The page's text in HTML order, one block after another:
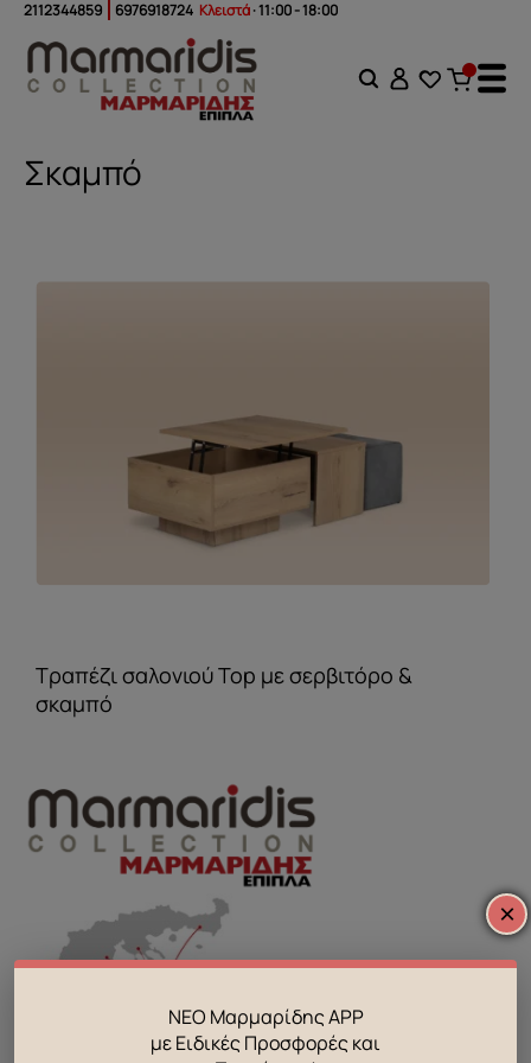
2112344859 6976918724 Κλειστά· 11:00 - 18:00
Σκαμπό
Τραπέζι σαλονιού Top με σερβιτόρο &
σκαμπό
×
ΝΕΟ Μαρμαρίδης APP
με Ειδικές Προσφορές και